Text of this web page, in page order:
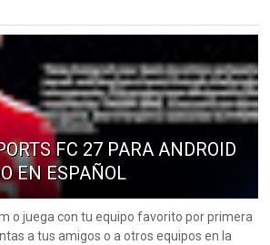
FC 27 PARA ANDROID
EN ESPAÑOL
o juega con tu equipo favorito por primera
a tus amigos o a otros equipos en la